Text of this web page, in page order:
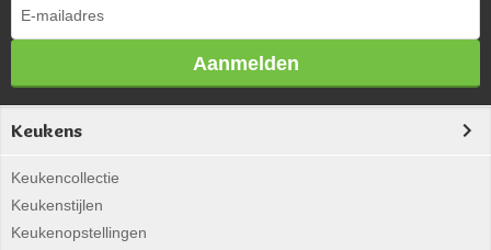
Aanmelden
Keukens
Keukencollectie
Keukenstijlen
Keukenopstellingen